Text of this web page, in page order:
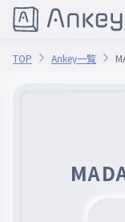
TOP Ankey一覧